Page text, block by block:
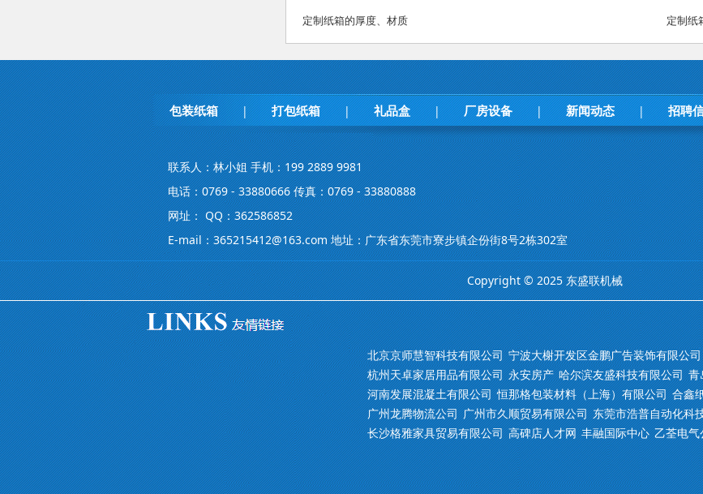
定制纸箱的厚度、材质
定制纸
包装纸箱 | 打包纸箱 | 礼品盒 | 厂房设备 | 新闻动态 | 招聘
联系人：林小姐 手机：199 2889 9981
电话：0769 - 33880666 传真：0769 - 33880888
网址： QQ：362586852
E-mail：365215412@163.com 地址：广东省东莞市寮步镇企份街8号2栋302室
Copyright © 2025 东盛联机械
北京京师慧智科技有限公司 宁波大榭开发区金鹏广告装饰有限公司
杭州天卓家居用品有限公司 永安房产 哈尔滨友盛科技有限公司 青
河南发展混凝土有限公司 恒那格包装材料（上海）有限公司 合鑫
广州龙腾物流公司 广州市久顺贸易有限公司 东莞市浩普自动化科
长沙格雅家具贸易有限公司 高碑店人才网 丰融国际中心 乙荃电气